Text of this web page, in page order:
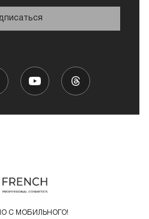
С МОБИЛЬНОГО!